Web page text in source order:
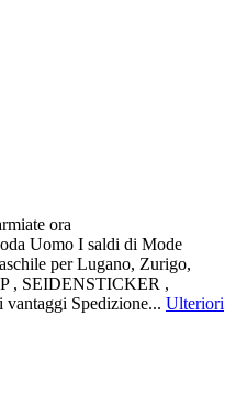
ora
Uomo I saldi di Mode
per Lugano, Zurigo,
, SEIDENSTICKER ,
Spedizione... Ulteriori